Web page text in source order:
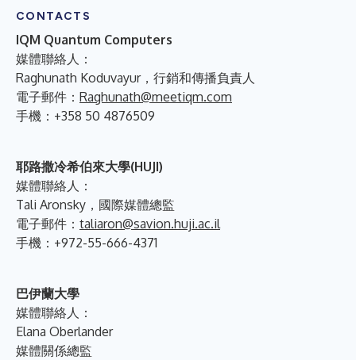
CONTACTS
IQM Quantum Computers
媒體聯絡人：
Raghunath Koduvayur，行銷和傳播負責人
電子郵件： Raghunath@meetiqm.com
手機：+358 50 4876509
耶路撒冷希伯來大學(HUJI)
媒體聯絡人：
Tali Aronsky，國際媒體總監
電子郵件： taliaron@savion.huji.ac.il
手機：+972-55-666-4371
巴伊蘭大學
媒體聯絡人：
Elana Oberlander
媒體關係總監